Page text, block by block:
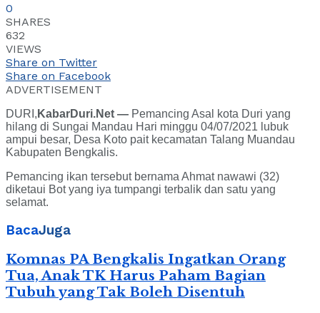
0
SHARES
632
VIEWS
Share on Twitter
Share on Facebook
ADVERTISEMENT
DURI, KabarDuri.Net — Pemancing Asal kota Duri yang
hilang di Sungai Mandau Hari minggu 04/07/2021 lubuk
ampui besar, Desa Koto pait kecamatan Talang Muandau
Kabupaten Bengkalis.
Pemancing ikan tersebut bernama Ahmat nawawi (32)
diketaui Bot yang iya tumpangi terbalik dan satu yang
selamat.
BacaJuga
Komnas PA Bengkalis Ingatkan Orang
Tua, Anak TK Harus Paham Bagian
Tubuh yang Tak Boleh Disentuh